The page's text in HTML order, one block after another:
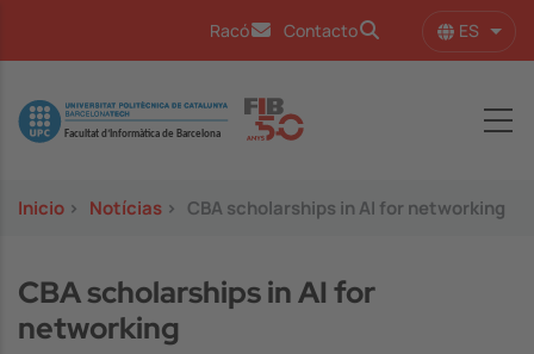
Racó Contacto ES
Image
Inicio > Notícias > CBA scholarships in AI for networking
CBA scholarships in AI for
networking